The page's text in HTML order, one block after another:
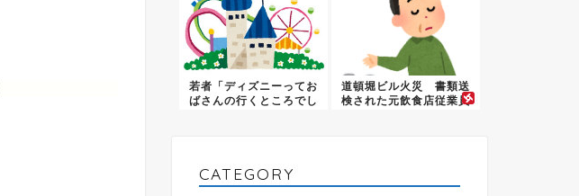
若者「ディズニーってお
ばさんの行くところでし
道頓堀ビル火災 書類送
検された元飲食店従業員
CATEGORY